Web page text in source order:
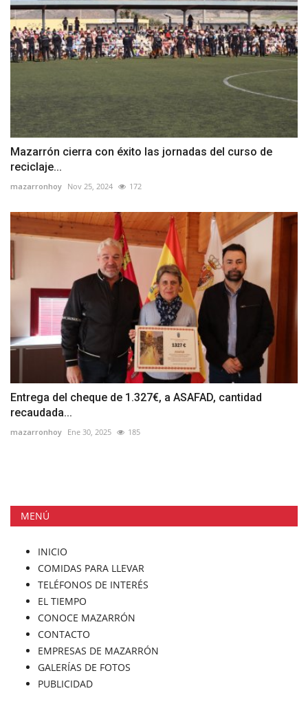
Mazarrón cierra con éxito las jornadas del curso de
reciclaje...
mazarronhoy Nov 25, 2024 172
Entrega del cheque de 1.327€, a ASAFAD, cantidad
recaudada...
mazarronhoy Ene 30, 2025 185
MENÚ
INICIO
COMIDAS PARA LLEVAR
TELÉFONOS DE INTERÉS
EL TIEMPO
CONOCE MAZARRÓN
CONTACTO
EMPRESAS DE MAZARRÓN
GALERÍAS DE FOTOS
PUBLICIDAD